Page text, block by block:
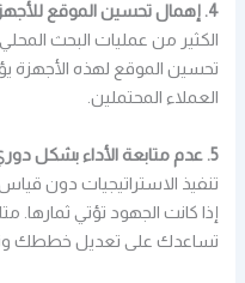
4. إهمال تحسين الموقع للأجهزة المحمولة
الكثير من عمليات البحث
تحسين الموقع لهذه الأجهزة
العملاء المحتملين.
5. عدم متابعة الأداء بشكل دوري
تنفيذ الاستراتيجيات دون
إذا كانت الجهود تؤتي ثمارها.
تساعدك على تعديل خططك